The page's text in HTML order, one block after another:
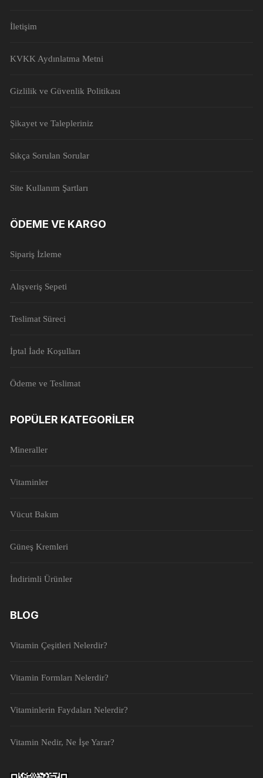
İletişim
KVKK Aydınlatma Metni
Gizlilik ve Güvenlik Politikası
Şikayet ve Talepleriniz
Sıkça Sorulan Sorular
Site Kullanım Şartları
ÖDEME VE KARGO
Sipariş İzleme
Alışveriş Sepeti
Teslimat Süreci
İptal İade Koşulları
Ödeme ve Teslimat
POPÜLER KATEGORILER
Mineraller
Vitaminler
Vücut Bakım
Güneş Kremleri
İndirimli Ürünler
BLOG
Vitamin Çeşitleri Nelerdir?
Vitamin Formları Nelerdir?
Vitaminlerin Faydaları Nelerdir?
Vitamin Nedir, Ne İşe Yarar?